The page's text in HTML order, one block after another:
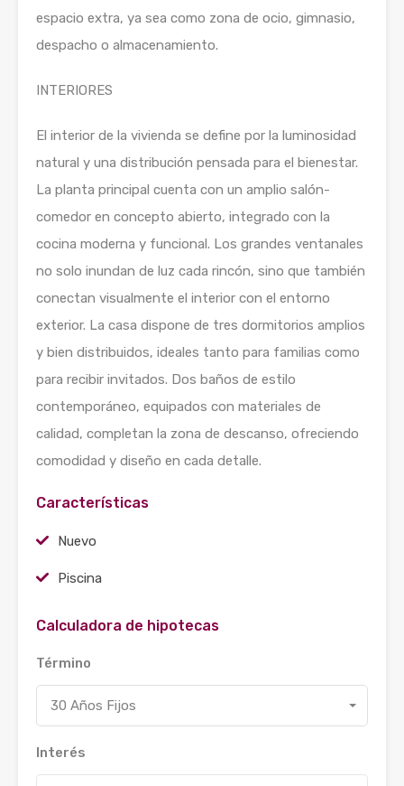
espacio extra, ya sea como zona de ocio, gimnasio,
despacho o almacenamiento.
INTERIORES
El interior de la vivienda se define por la luminosidad
natural y una distribución pensada para el bienestar.
La planta principal cuenta con un amplio salón-
comedor en concepto abierto, integrado con la
cocina moderna y funcional. Los grandes ventanales
no solo inundan de luz cada rincón, sino que también
conectan visualmente el interior con el entorno
exterior. La casa dispone de tres dormitorios amplios
y bien distribuidos, ideales tanto para familias como
para recibir invitados. Dos baños de estilo
contemporáneo, equipados con materiales de
calidad, completan la zona de descanso, ofreciendo
comodidad y diseño en cada detalle.
Características
Nuevo
Piscina
Calculadora de hipotecas
Término
30 Años Fijos
Interés